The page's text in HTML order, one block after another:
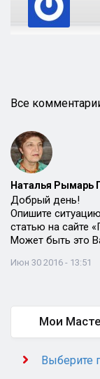
Все
Наталья Рымарь
Добрый день!
Опишите
статью на сайте
Может быть это
Июн 30 2016 - 13:51
Мои
Выберите